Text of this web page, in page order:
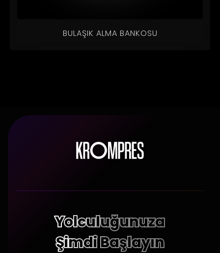
BULAŞIK ALMA BANKOSU
Yolculuğunuza
Şimdi Başlayın